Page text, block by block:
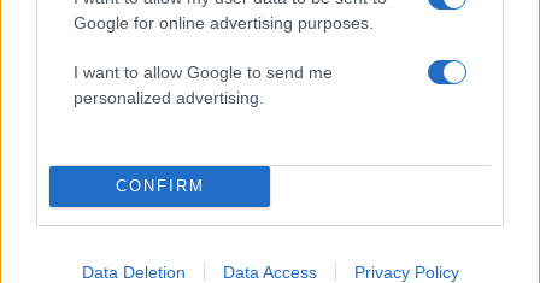
Google for online advertising purposes.
I want to allow Google to send me
personalized advertising.
CONFIRM
Data Deletion Data Access Privacy Policy
Αν τα χάσατε